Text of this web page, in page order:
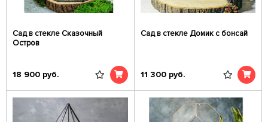
Сад в стекле Сказочный
Остров
18 900 руб.
Сад в стекле Домик с бонсай
11 300 руб.